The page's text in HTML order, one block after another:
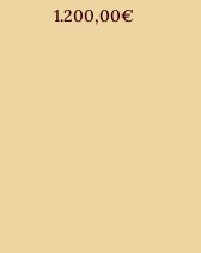
1.200,00€